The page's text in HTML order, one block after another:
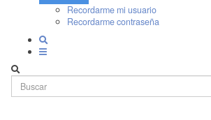
Recordarme mi usuario
Recordarme contraseña